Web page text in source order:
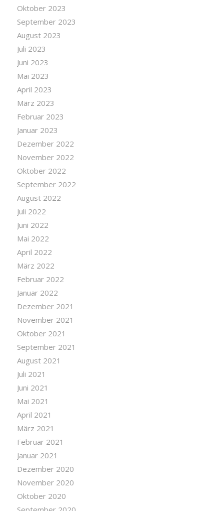
Oktober 2023
September 2023
August 2023
Juli 2023
Juni 2023
Mai 2023
April 2023
März 2023
Februar 2023
Januar 2023
Dezember 2022
November 2022
Oktober 2022
September 2022
August 2022
Juli 2022
Juni 2022
Mai 2022
April 2022
März 2022
Februar 2022
Januar 2022
Dezember 2021
November 2021
Oktober 2021
September 2021
August 2021
Juli 2021
Juni 2021
Mai 2021
April 2021
März 2021
Februar 2021
Januar 2021
Dezember 2020
November 2020
Oktober 2020